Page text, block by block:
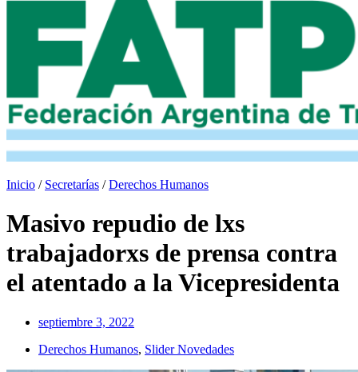
Inicio / Secretarías /Derechos Humanos
Masivo repudio de lxs
trabajadorxs de prensa contra
el atentado a la Vicepresidenta
septiembre 3, 2022
Derechos Humanos, Slider Novedades